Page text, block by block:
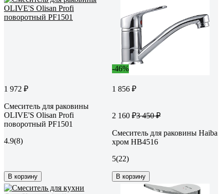
1 972 ₽
Смеситель для раковины
OLIVE'S Olisan Profi
поворотный PF1501
4.9(8)
В корзину
-46%
1 856 ₽
2 160 ₽3 450 ₽
Смеситель для раковины Haiba
хром HB4516
5(22)
В корзину